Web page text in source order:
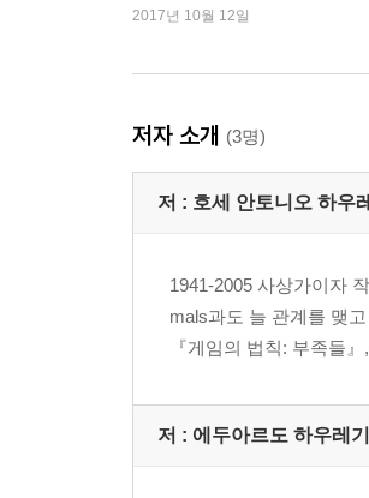
2017년 10월 12일
저자 소개 (3명)
저 : 호세 안토니오 하우
1941-2005 사상가이자
mals과도 늘 관계를 맺
『게임의 법칙: 부족들
저 : 에두아르도 하우레기